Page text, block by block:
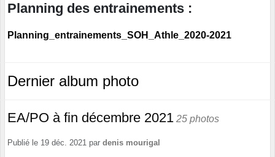
Planning des entrainements :
Planning_entrainements_SOH_Athle_2020-2021
Dernier album photo
EA/PO à fin décembre 2021 25 photos
Publié le 19 déc. 2021 par denis mourigal